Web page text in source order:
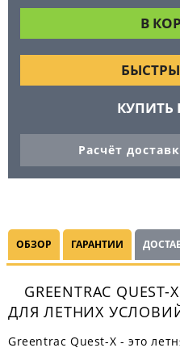
КУПИТЬ
Расчёт
ОБЗОР ГАРАНТИИ
GREENTRAC
ДЛЯ ЛЕТНИХ
Greentrac Quest-X - это